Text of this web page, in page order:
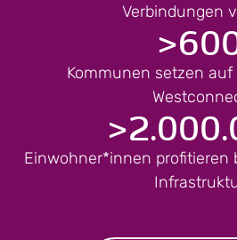
Verbindungen
>
Kommunen setzen auf
>
Einwohner*innen profitieren